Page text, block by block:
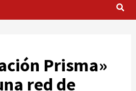
Prisma»
red de